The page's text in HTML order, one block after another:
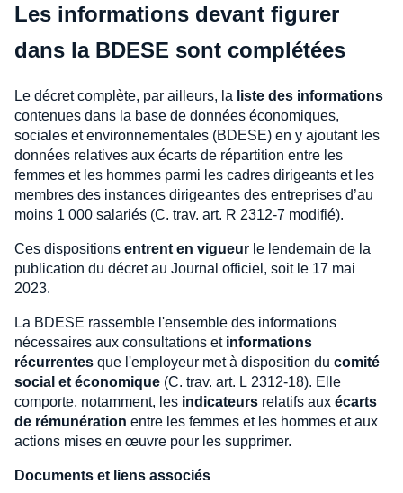
Les informations devant figurer
dans la BDESE sont complétées
Le décret complète, par ailleurs, la liste des informations
contenues dans la base de données économiques,
sociales et environnementales (BDESE) en y ajoutant les
données relatives aux écarts de répartition entre les
femmes et les hommes parmi les cadres dirigeants et les
membres des instances dirigeantes des entreprises d’au
moins 1 000 salariés (C. trav. art. R 2312-7 modifié).
Ces dispositions entrent en vigueur le lendemain de la
publication du décret au Journal officiel, soit le 17 mai
2023.
La BDESE rassemble l'ensemble des informations
nécessaires aux consultations et informations
récurrentes que l'employeur met à disposition du comité
social et économique (C. trav. art. L 2312-18). Elle
comporte, notamment, les indicateurs relatifs aux écarts
de rémunération entre les femmes et les hommes et aux
actions mises en œuvre pour les supprimer.
Documents et liens associés